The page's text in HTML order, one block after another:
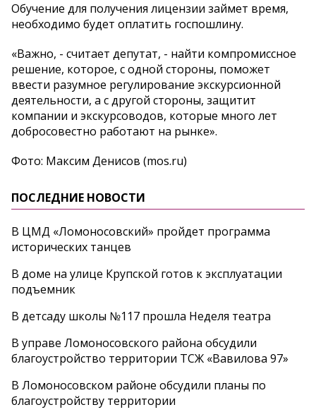
Обучение для получения лицензии займет время,
необходимо будет оплатить госпошлину.
«Важно, - считает депутат, - найти компромиссное
решение, которое, с одной стороны, поможет
ввести разумное регулирование экскурсионной
деятельности, а с другой стороны, защитит
компании и экскурсоводов, которые много лет
добросовестно работают на рынке».
Фото: Максим Денисов (mos.ru)
ПОСЛЕДНИЕ НОВОСТИ
В ЦМД «Ломоносовский» пройдет программа
исторических танцев
В доме на улице Крупской готов к эксплуатации
подъемник
В детсаду школы №117 прошла Неделя театра
В управе Ломоносовского района обсудили
благоустройство территории ТСЖ «Вавилова 97»
В Ломоносовском районе обсудили планы по
благоустройству территории